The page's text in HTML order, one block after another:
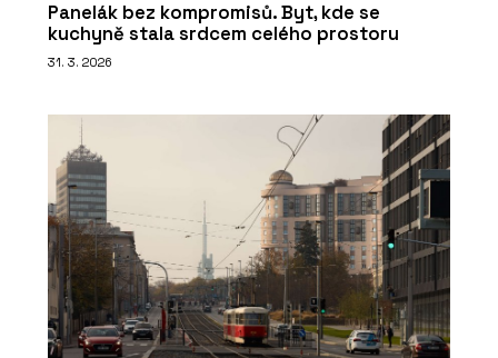
Panelák bez kompromisů. Byt, kde se
kuchyně stala srdcem celého prostoru
31. 3. 2026